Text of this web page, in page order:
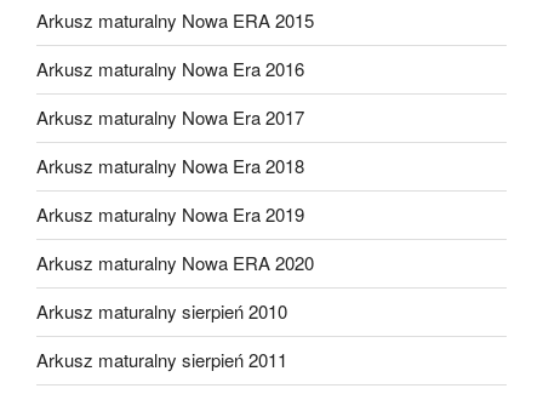
Arkusz maturalny Nowa ERA 2015
Arkusz maturalny Nowa Era 2016
Arkusz maturalny Nowa Era 2017
Arkusz maturalny Nowa Era 2018
Arkusz maturalny Nowa Era 2019
Arkusz maturalny Nowa ERA 2020
Arkusz maturalny sierpień 2010
Arkusz maturalny sierpień 2011